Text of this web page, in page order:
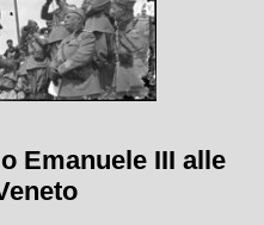
Emanuele III alle